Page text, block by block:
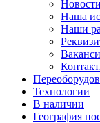
Новости
Наша
Наши
Технологии
В наличии
География